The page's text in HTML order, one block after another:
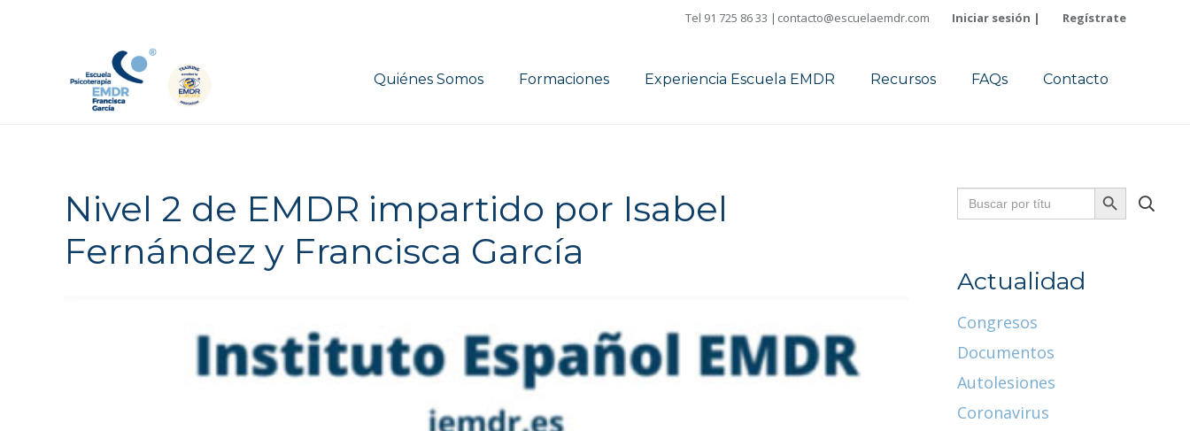
Tel 91 725 86 33 | contacto@escuelaemdr.com Iniciar sesión | Regístrate
Quiénes Somos Formaciones Experiencia Escuela EMDR Recursos FAQs Contacto
Nivel 2 de EMDR impartido por Isabel
Fernández y Francisca García
Buscar:
Botón
de
Actualidad
Congresos
Documentos
Autolesiones
Coronavirus